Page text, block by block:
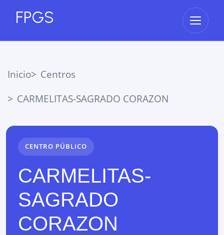
FPGS Abrir
Inicio
Centros
CARMELITAS-SAGRADO CORAZON
CENTRO PÚBLICO
CARMELITAS-
SAGRADO
CORAZON